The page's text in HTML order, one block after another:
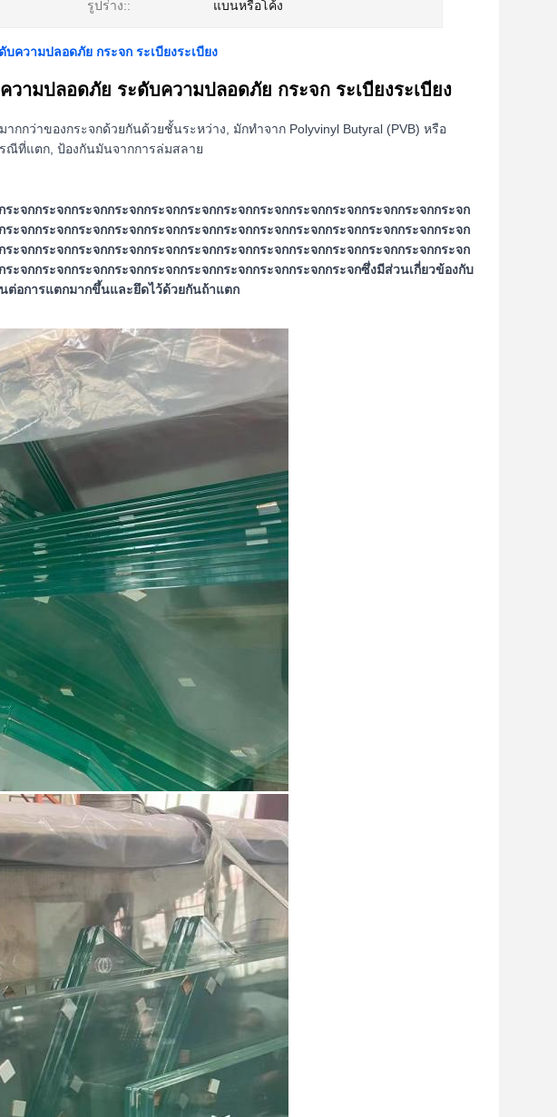
รูปร่าง:: แบนหรือโค้ง
ความปลอดภัย กระจก ระเบียงระเบียง
ามปลอดภัย ระดับความปลอดภัย กระจก ระเบียงระเบียง
กกว่าของกระจกด้วยกันด้วยชั้นระหว่าง, มักทําจาก Polyvinyl Butyral (PVB) หรือ
ณีที่แตก, ป้องกันมันจากการล่มสลาย
ะจกกระจกกระจกกระจกกระจกกระจกกระจกกระจกกระจกกระจกกระจกกระจกกระจก
ะจกกระจกกระจกกระจกกระจกกระจกกระจกกระจกกระจกกระจกกระจกกระจกกระจก
ะจกกระจกกระจกกระจกกระจกกระจกกระจกกระจกกระจกกระจกกระจกกระจกกระจก
ะจกกระจกกระจกกระจกกระจกกระจกกระจกกระจกกระจกกระจกซึ่งมีส่วนเกี่ยวข้องกับ
อการแตกมากขึ้นและยึดไว้ด้วยกันถ้าแตก